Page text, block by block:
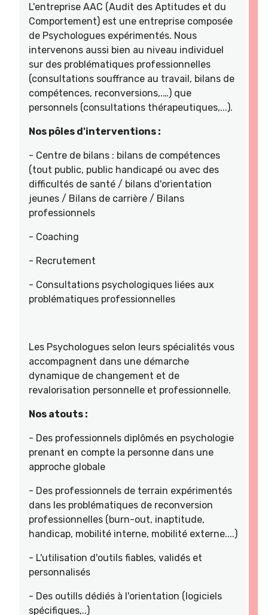
L'entreprise AAC (Audit des Aptitudes et du
Comportement) est une entreprise composée
de Psychologues expérimentés. Nous
intervenons aussi bien au niveau individuel
sur des problématiques professionnelles
(consultations souffrance au travail, bilans de
compétences, reconversions,.…) que
personnels (consultations thérapeutiques,...).
Nos pôles d'interventions :
- Centre de bilans : bilans de compétences
(tout public, public handicapé ou avec des
difficultés de santé / bilans d'orientation
jeunes / Bilans de carrière / Bilans
professionnels
- Coaching
- Recrutement
- Consultations psychologiques liées aux
problématiques professionnelles
Les Psychologues selon leurs spécialités vous
accompagnent dans une démarche
dynamique de changement et de
revalorisation personnelle et professionnelle.
Nos atouts :
- Des professionnels diplômés en psychologie
prenant en compte la personne dans une
approche globale
- Des professionnels de terrain expérimentés
dans les problématiques de reconversion
professionnelles (burn-out, inaptitude,
handicap, mobilité interne, mobilité externe....)
- L'utilisation d'outils fiables, validés et
personnalisés
- Des outills dédiés à l'orientation (logiciels
spécifiques,..)